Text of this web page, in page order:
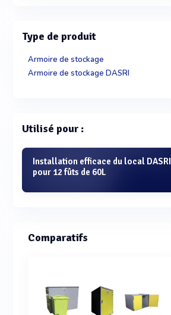
Type de produit
Armoire de stockage
Armoire de stockage DASRI
Utilisé pour :
Installation efficace du local DASRI
pour 12 fûts de 60L
Comparatifs